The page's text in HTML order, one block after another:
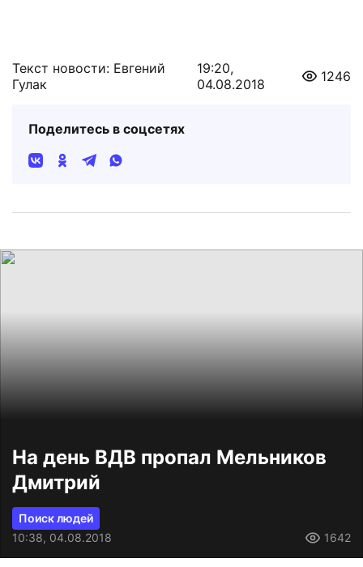
Текст новости: Евгений
Гулак
19:20,
04.08.2018
1246
Поделитесь в соцсетях
На день ВДВ пропал Мельников
Дмитрий
Поиск людей
10:38, 04.08.2018
1642